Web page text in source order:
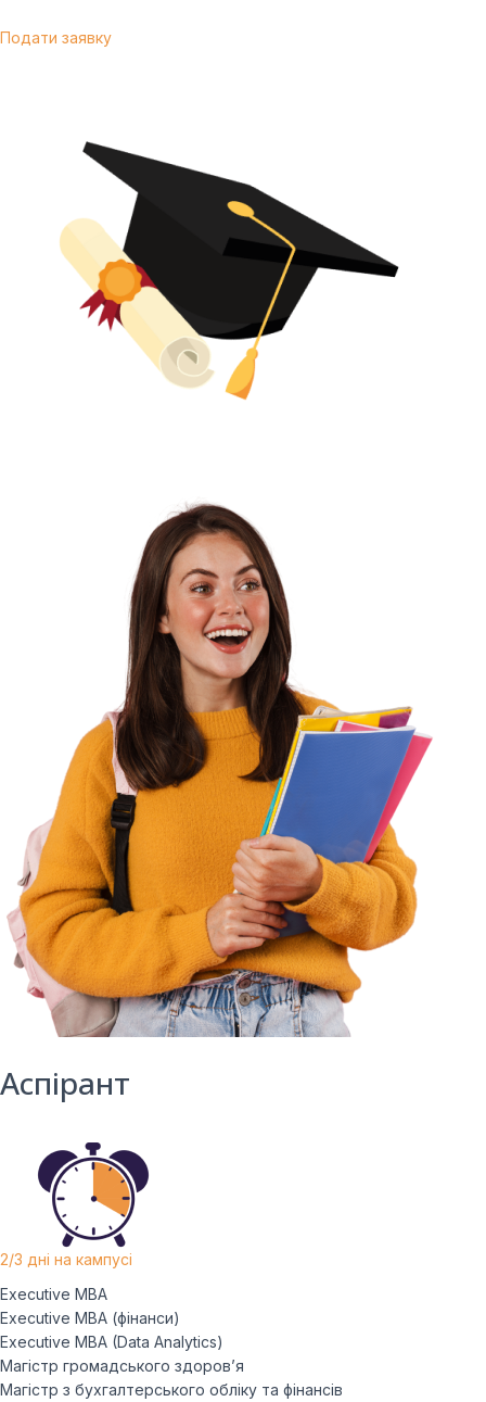
Подати заявку
Аспірант
2/3 дні на кампусі
Executive MBA
Executive MBA (фінанси)
Executive MBA (Data Analytics)
Магістр громадського здоров’я
Магістр з бухгалтерського обліку та фінансів